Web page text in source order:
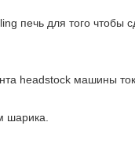
печь для того чтобы
headstock машины
шарика.